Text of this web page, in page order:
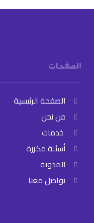
الصفحات
الصفحة الرئيسية
من نحن
خدمات
أسئلة مكررة
المدونة
تواصل معنا